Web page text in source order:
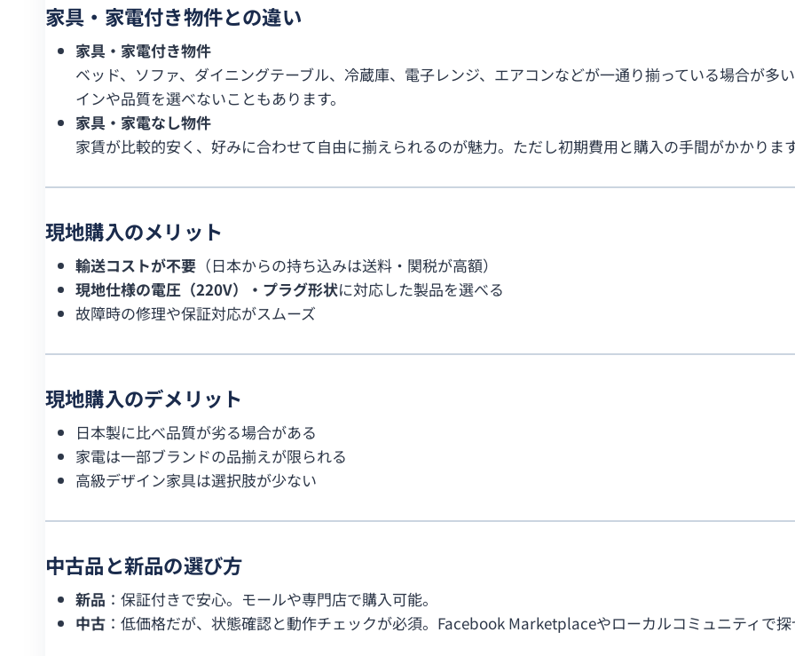
家具・家電付き物件との違い
家具・家電付き物件
ベッド、ソファ、ダイニングテーブル、冷蔵庫、電子レンジ、エアコンなどが一通り揃っている場合が多
インや品質を選べないこともあります。
家具・家電なし物件
家賃が比較的安く、好みに合わせて自由に揃えられるのが魅力。ただし初期費用と購入の手間がかかります
現地購入のメリット
輸送コストが不要 （日本からの持ち込みは送料・関税が高額）
現地仕様の電圧（220V）・プラグ形状に対応した製品を選べる
故障時の修理や保証対応がスムーズ
現地購入のデメリット
日本製に比べ品質が劣る場合がある
家電は一部ブランドの品揃えが限られる
高級デザイン家具は選択肢が少ない
中古品と新品の選び方
新品 ：保証付きで安心。モールや専門店で購入可能。
中古 ：低価格だが、状態確認と動作チェックが必須。Facebook Marketplaceやローカルコミュニティで探